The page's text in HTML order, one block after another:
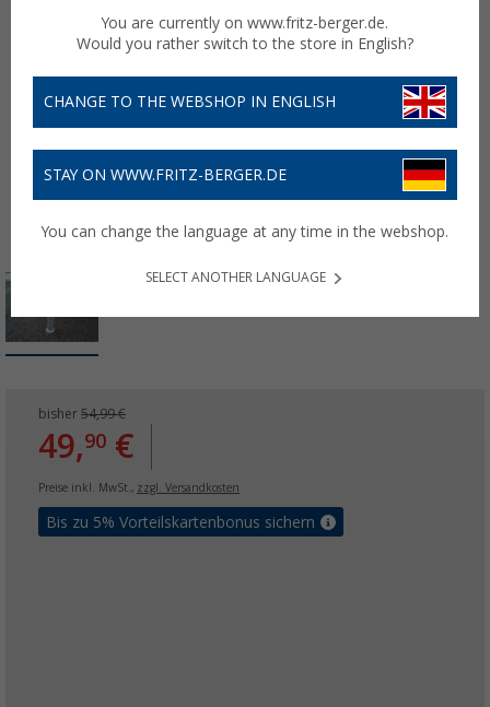
bisher 54,99 €
49,90 €
Preise inkl. MwSt., zzgl. Versandkosten
Bis zu 5% Vorteilskartenbonus sichern
You are currently on www.fritz-berger.de.
Would you rather switch to the store in English?
CHANGE TO THE WEBSHOP IN ENGLISH
STAY ON WWW.FRITZ-BERGER.DE
You can change the language at any time in the webshop.
SELECT ANOTHER LANGUAGE